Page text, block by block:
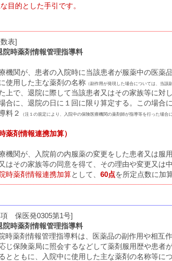
目的とした手引です。
表]
院時薬剤情報管理指導料
機関が、患者の入院時に当該患者が服薬中の医薬
使用した主な薬剤の名称 （副作用が発現した場合については、当該
上で、退院に際して当該患者又はその家族等に対
合に、退院の日に１回に限り算定する。この場合
料２
（注１の規定により、入院中の保険医療機関の薬剤師が指導等を行った場合に
薬剤情報連携加算）
機関が、入院前の内服薬の変更をした患者又は服
はその家族等の同意を得て、その理由や変更又は
時薬剤情報連携加算として、 60点を所定点数に加
項 保医発0305第1号]
院時薬剤情報管理指導料
時薬剤情報管理指導料は、医薬品の副作用や相互
じ保険薬局に照会するなどして薬剤服用歴や患者
とともに、入院中に使用した主な薬剤の名称等に